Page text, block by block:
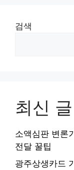
검색
최신 글
소액심판 변론
전달 꿀팁
광주상생카드